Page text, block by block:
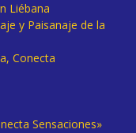
Liébana
y Paisanaje de la
Conecta
Sensaciones»